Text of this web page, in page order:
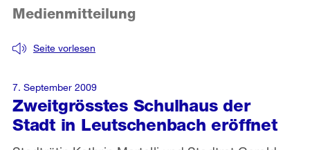
Zweitgrösstes Schulhaus der
Stadt in Leutschenbach eröffnet
Seite vorlesen
Medienmitteilung
7. September 2009